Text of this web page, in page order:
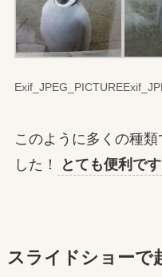
Exif_JPEG_PICTURE
このように多くの種
した！
とても便利で
スライドショーで